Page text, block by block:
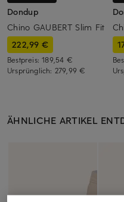
Dondup
Chino GAUBERT Slim Fit
222,99 €
Bestpreis:189,54 €
Ursprünglich: 279,99 €
ÄHNLICHE ARTIKEL